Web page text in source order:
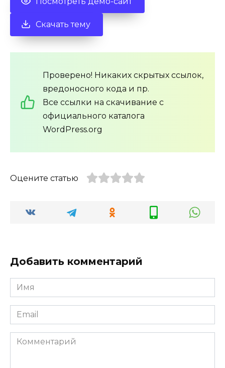
Скачать тему
Проверено! Никаких скрытых ссылок,
вредоносного кода и пр.
Все ссылки на скачивание с
официального каталога
WordPress.org
Оцените статью
Добавить комментарий
Имя
*
Email
*
Комментарий